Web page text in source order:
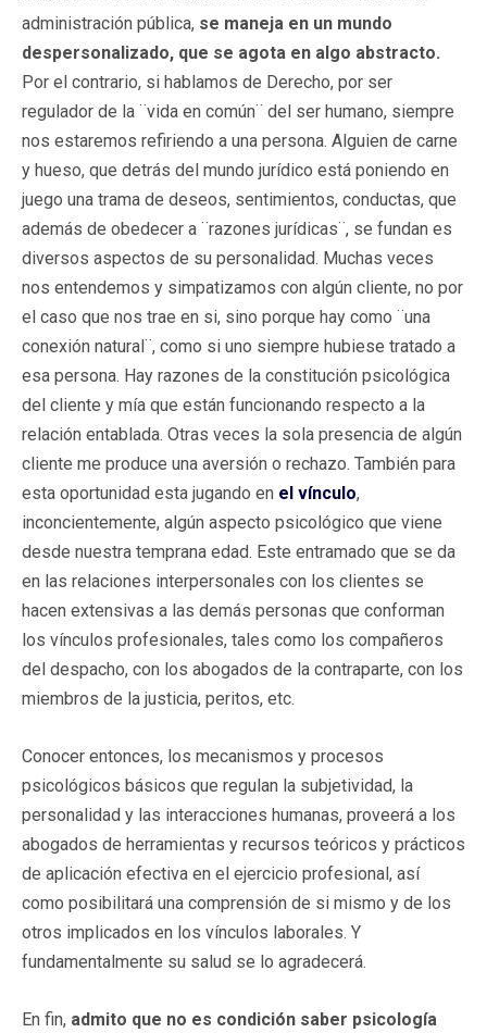
administración pública, se maneja en un mundo
despersonalizado, que se agota en algo abstracto.
Por el contrario, si hablamos de Derecho, por ser
regulador de la ¨vida en común¨ del ser humano, siempre
nos estaremos refiriendo a una persona. Alguien de carne
y hueso, que detrás del mundo jurídico está poniendo en
juego una trama de deseos, sentimientos, conductas, que
además de obedecer a ¨razones jurídicas¨, se fundan es
diversos aspectos de su personalidad. Muchas veces
nos entendemos y simpatizamos con algún cliente, no por
el caso que nos trae en si, sino porque hay como ¨una
conexión natural¨, como si uno siempre hubiese tratado a
esa persona. Hay razones de la constitución psicológica
del cliente y mía que están funcionando respecto a la
relación entablada. Otras veces la sola presencia de algún
cliente me produce una aversión o rechazo. También para
esta oportunidad esta jugando en el vínculo,
inconcientemente, algún aspecto psicológico que viene
desde nuestra temprana edad. Este entramado que se da
en las relaciones interpersonales con los clientes se
hacen extensivas a las demás personas que conforman
los vínculos profesionales, tales como los compañeros
del despacho, con los abogados de la contraparte, con los
miembros de la justicia, peritos, etc.
Conocer entonces, los mecanismos y procesos
psicológicos básicos que regulan la subjetividad, la
personalidad y las interacciones humanas, proveerá a los
abogados de herramientas y recursos teóricos y prácticos
de aplicación efectiva en el ejercicio profesional, así
como posibilitará una comprensión de si mismo y de los
otros implicados en los vínculos laborales. Y
fundamentalmente su salud se lo agradecerá.
En fin, admito que no es condición saber psicología